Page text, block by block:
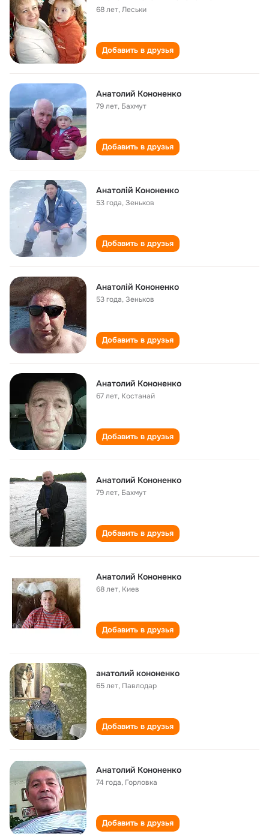
68 лет,Леськи
Добавить в друзья
Анатолий Кононенко
79 лет, Бахмут
Добавить в друзья
Анатолій Кононенко
53 года,Зеньков
Добавить в друзья
Анатолій Кононенко
53 года,Зеньков
Добавить в друзья
Анатолий Кононенко
67 лет, Костанай
Добавить в друзья
Анатолий Кононенко
79 лет, Бахмут
Добавить в друзья
Анатолий Кононенко
68 лет, Киев
Добавить в друзья
анатолий кононенко
65 лет, Павлодар
Добавить в друзья
Анатолий Кононенко
74 года, Горловка
Добавить в друзья